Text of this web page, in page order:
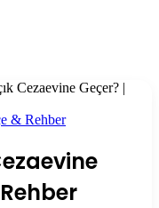
Cezaevine Geçer? |
& Rehber